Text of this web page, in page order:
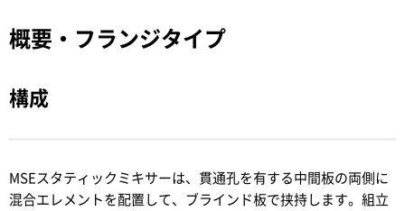
概要・フランジタイプ
構成
MSEスタティックミキサーは、貫通孔を有する中間板の両側に
混合エレメントを配置して、ブラインド板で挟持します。組立